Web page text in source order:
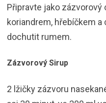
Připravte jako zázvorový
koriandrem, hřebíčkem
dochutit rumem.
Zázvorový Sirup
2 lžičky zázvoru